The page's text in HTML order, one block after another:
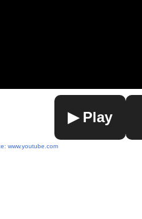
▶ Play
www.youtube.com